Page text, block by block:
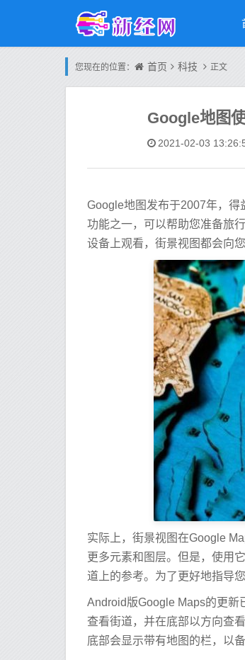
您现在的位置： 首页 科技 正文
Google地图
2021-02-03
Google地图发布于2007年，得
功能之一，可以帮助您准备旅
设备上观看，街景视图都会向
实际上，街景视图在Google
更多元素和图层。但是，使用
道上的参考。为了更好地指导
Android版Google Maps的更新
查看街道，并在底部以方向查
底部会显示带有地图的栏，以